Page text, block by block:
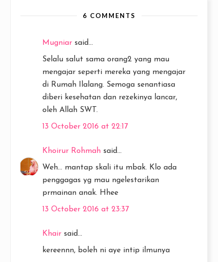
6 COMMENTS
Mugniar said...
Selalu salut sama orang2 yang mau
mengajar seperti mereka yang mengajar
di Rumah Ilalang. Semoga senantiasa
diberi kesehatan dan rezekinya lancar,
oleh Allah SWT.
13 October 2016 at 22:17
Khoirur Rohmah said...
Weh... mantap skali itu mbak. Klo ada
penggagas yg mau ngelestarikan
prmainan anak. Hhee
13 October 2016 at 23:37
Khair said...
kereennn, boleh ni aye intip ilmunya